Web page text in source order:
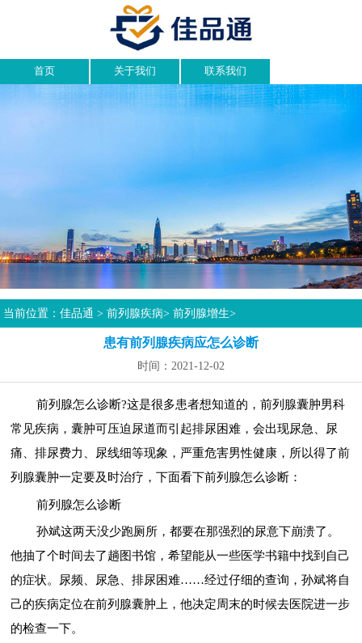
首页 关于我们 联系我们
当前位置：佳品通 >前列腺疾病>前列腺增生>
患有前列腺疾病应怎么诊断
时间：2021-12-02
前列腺怎么诊断?这是很多患者想知道的，前列腺囊肿男科
常见疾病，囊肿可压迫尿道而引起排尿困难，会出现尿急、尿
痛、排尿费力、尿线细等现象，严重危害男性健康，所以得了前
列腺囊肿一定要及时治疗，下面看下前列腺怎么诊断：
前列腺怎么诊断
孙斌这两天没少跑厕所，都要在那强烈的尿意下崩溃了。
他抽了个时间去了趟图书馆，希望能从一些医学书籍中找到自己
的症状。尿频、尿急、排尿困难……经过仔细的查询，孙斌将自
己的疾病定位在前列腺囊肿上，他决定周末的时候去医院进一步
的检查一下。